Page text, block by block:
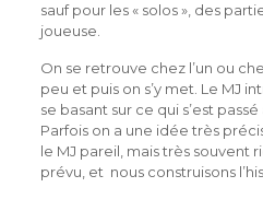
sauf pour les « solos », des
joueuse.
On se retrouve chez l’un ou
peu et puis on s’y met. Le MJ
se basant sur ce qui s’est
Parfois on a une idée très
le MJ pareil, mais très souvent
prévu, et nous construisons